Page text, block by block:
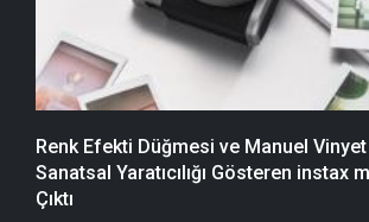
Renk Efekti Düğmesi ve Manuel
Sanatsal Yaratıcılığı Gösteren instax
Çıktı